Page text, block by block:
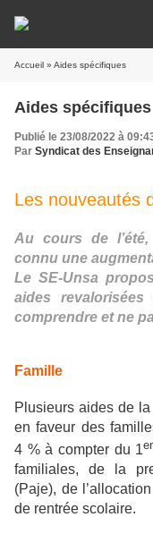
Accueil » Aides spécifiques
Aides spécifiques
Publié le 23/08/2022 à
Par Syndicat des
Les nouveautés
Au cours de
connu une
Le SE-Unsa
aides
comprendre et ne
Famille
Plusieurs aides de
en faveur des
4 % à compter du 1er
familiales, de la
(Paje), de
de rentrée scolaire.